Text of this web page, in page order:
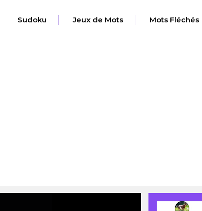
Sudoku Jeux de Mots Mots Fléchés